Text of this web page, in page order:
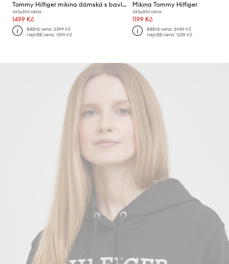
Tommy Hilfiger mikina dámská s bavlnou
Aktuální cena:
1499 Kč
Běžná cena:2399 Kč
Nejnižší cena:1599 Kč
Mikina Tommy Hilfiger
Aktuální cena:
1199 Kč
Běžná cena: 2489 Kč
Nejnižší cena: 1239 Kč